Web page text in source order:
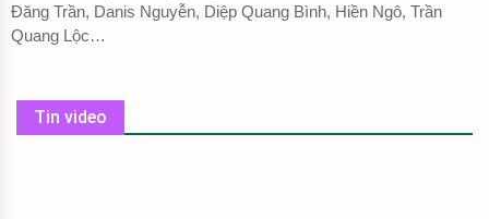
Đăng Trần, Danis Nguyễn, Diệp Quang Bình, Hiền Ngô, Trần
Quang Lộc…
Tin video